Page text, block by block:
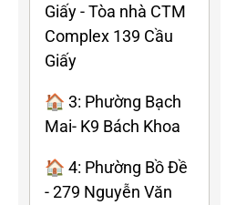
Giấy - Tòa nhà CTM
Complex 139 Cầu
Giấy
🏠 3: Phường Bạch
Mai- K9 Bách Khoa
🏠 4: Phường Bồ Đề
- 279 Nguyễn Văn